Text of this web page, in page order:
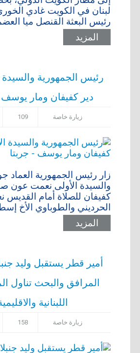
لبنان في الكويت غادي
رئيس البعثة القنصل ميا
المزيد
رئيس الجمهورية والسيدة
دير كفيفان ومار يوسف
109 زيارة خاصة
زار رئيس الجمهورية العماد
والسيدة الأولى نعمت عون
كفيفان للصلاة أمام القديس
الحرديني والطوباوي الأخ
المزيد
أمير قطر يستقبل وليد
المرافق والبحث تناول
اللبنانية
158 زيارة خاصة